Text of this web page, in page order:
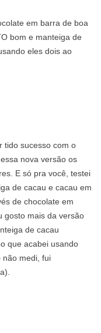
em barra de boa
bom e manteiga de
eles dois ao
tido sucesso com o
nova versão os
E só pra você, testei
de cacau e cacau em
de chocolate em
gosto mais da versão
de cacau
que acabei usando
não medi, fui